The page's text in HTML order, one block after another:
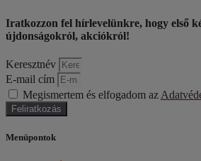
Iratkozzon fel hírlevelünkre, hogy első
újdonságokról, akciókról!
Keresztnév
E-mail cím
Megismertem és elfogadom az
Feliratkozás
Menüpontok